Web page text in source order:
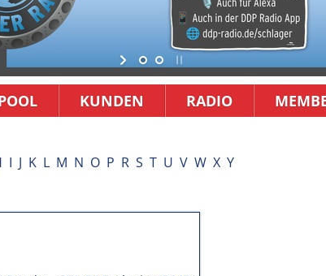
KUNDEN RADIO
I J K L M N O P R S T U V W X Y